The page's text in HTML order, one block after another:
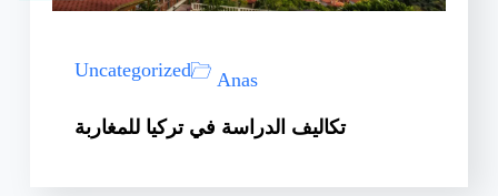
Anas
Uncategorized
تكاليف الدراسة في تركيا للمغاربة